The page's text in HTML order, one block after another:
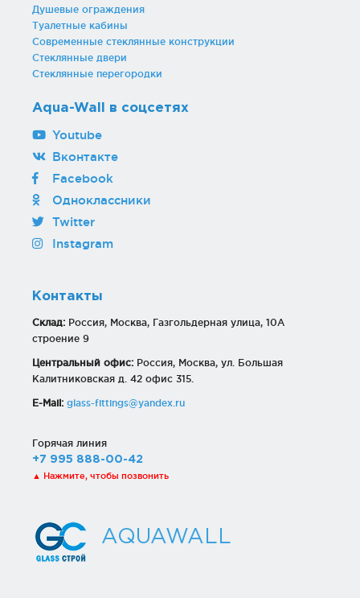
Душевые ограждения
Туалетные кабины
Современные стеклянные конструкции
Стеклянные двери
Стеклянные перегородки
Aqua-Wall в соцсетях
Youtube
Вконтакте
Facebook
Одноклассники
Twitter
Instagram
Контакты
Склад: Россия, Москва, Газгольдерная улица, 10А
строение 9
Центральный офис: Россия, Москва, ул. Большая
Калитниковская д. 42 офис 315.
E-Mail: glass-fittings@yandex.ru
Горячая линия
+7 995 888-00-42
▲ Нажмите, чтобы позвонить
AQUAWALL